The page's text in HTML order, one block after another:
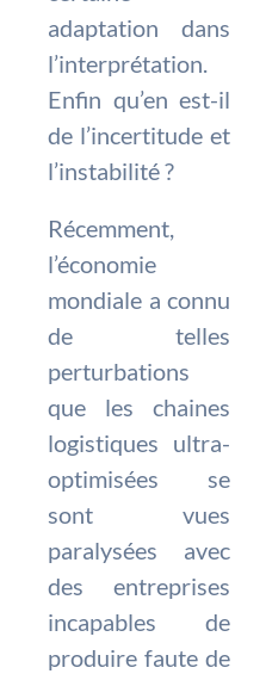
adaptation dans
l’interprétation.
Enfin qu’en est-il
de l’incertitude et
l’instabilité ?
Récemment,
l’économie
mondiale a connu
de telles
perturbations
que les chaines
logistiques ultra-
optimisées se
sont vues
paralysées avec
des entreprises
incapables de
produire faute de